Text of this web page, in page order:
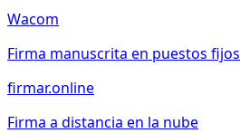
Wacom
Firma manuscrita en puestos fijos
firmar.online
Firma a distancia en la nube